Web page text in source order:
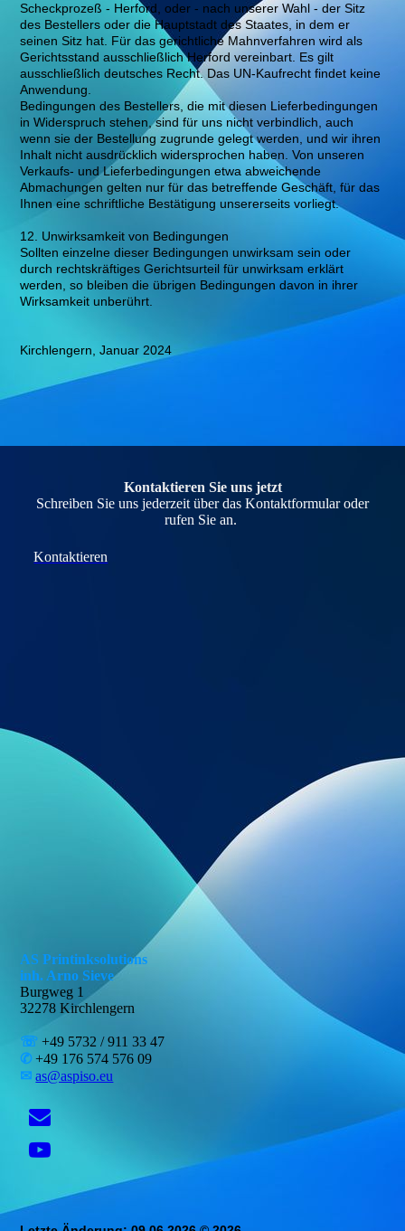
Scheckprozeß - Herford, oder - nach unserer Wahl - der Sitz
des Bestellers oder die Hauptstadt des Staates, in dem er
seinen Sitz hat. Für das gerichtliche Mahnverfahren wird als
Gerichtsstand ausschließlich Herford vereinbart. Es gilt
ausschließlich deutsches Recht. Das UN-Kaufrecht findet keine
Anwendung.
Bedingungen des Bestellers, die mit diesen Lieferbedingungen
in Widerspruch stehen, sind für uns nicht verbindlich, auch
wenn sie der Bestellung zugrunde gelegt werden, und wir ihren
Inhalt nicht ausdrücklich widersprochen haben. Von unseren
Verkaufs- und Lieferbedingungen etwa abweichende
Abmachungen gelten nur für das betreffende Geschäft, für das
Ihnen eine schriftliche Bestätigung unsererseits vorliegt.
12. Unwirksamkeit von Bedingungen
Sollten einzelne dieser Bedingungen unwirksam sein oder
durch rechtskräftiges Gerichtsurteil für unwirksam erklärt
werden, so bleiben die übrigen Bedingungen davon in ihrer
Wirksamkeit unberührt.
Kirchlengern, Januar 2024
Kontaktieren Sie uns jetzt
Schreiben Sie uns jederzeit über das Kontaktformular oder
rufen Sie an.
Kontaktieren
AS Printinksolutions
inh. Arno Sieve
Burgweg 1
32278 Kirchlengern
☏ +49 5732 / 911 33 47
✆ +49 176 574 576 09
✉ as@aspiso.eu